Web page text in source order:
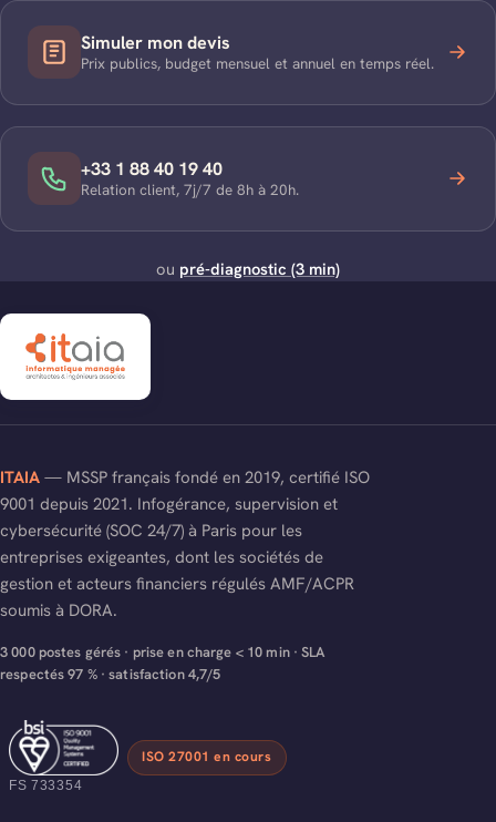
Simuler mon devis
Prix publics, budget mensuel et annuel en temps réel.
+33 1 88 40 19 40
Relation client, 7j/7 de 8h à 20h.
ou pré-diagnostic (3 min)
ITAIA — MSSP français fondé en 2019, certifié ISO
9001 depuis 2021. Infogérance, supervision et
cybersécurité (SOC 24/7) à Paris pour les
entreprises exigeantes, dont les sociétés de
gestion et acteurs financiers régulés AMF/ACPR
soumis à DORA.
3 000 postes gérés · prise en charge < 10 min · SLA
respectés 97 % · satisfaction 4,7/5
FS 733354
ISO 27001 en cours